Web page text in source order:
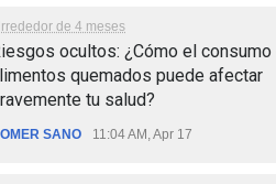
de 4 meses
ocultos: ¿Cómo el consumo
quemados puede afectar
tu salud?
SANO 11:04 AM, Apr 17